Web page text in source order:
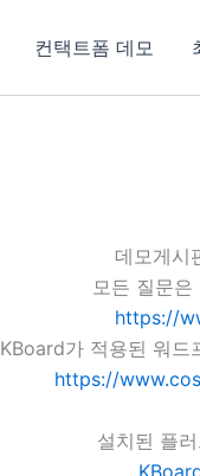
컨택트폼 데모
데모게시
모든 질문은
https://
KBoard가 적용된 워드
https://
설치된 플